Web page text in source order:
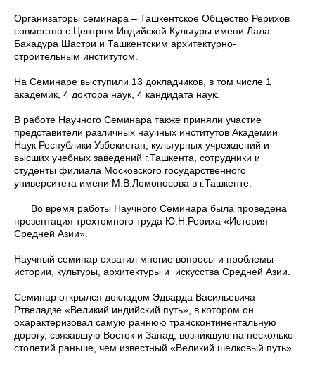
Организаторы семинара – Ташкентское Общество Рерихов
совместно с Центром Индийской Культуры имени Лала
Бахадура Шастри и Ташкентским архитектурно-
строительным институтом.
На Семинаре выступили 13 докладчиков, в том числе 1
академик, 4 доктора наук, 4 кандидата наук.
В работе Научного Семинара также приняли участие
представители различных научных институтов Академии
Наук Республики Узбекистан, культурных учреждений и
высших учебных заведений г.Ташкента, сотрудники и
студенты филиала Московского государственного
университета имени М.В.Ломоносова в г.Ташкенте.
Во время работы Научного Семинара была проведена
презентация трехтомного труда Ю.Н.Рериха «История
Средней Азии».
Научный семинар охватил многие вопросы и проблемы
истории, культуры, архитектуры и искусства Средней Азии.
Семинар открылся докладом Эдварда Васильевича
Ртвеладзе «Великий индийский путь», в котором он
охарактеризовал самую раннюю трансконтинентальную
дорогу, связавшую Восток и Запад; возникшую на несколько
столетий раньше, чем известный «Великий шелковый путь».